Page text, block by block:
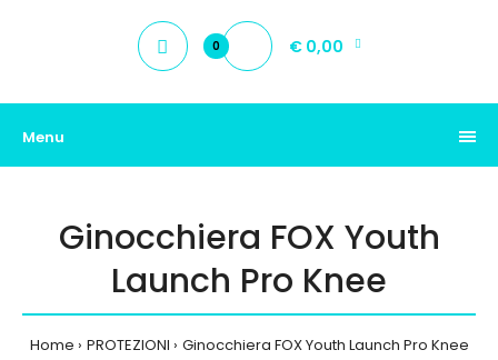
0 € 0,00
Menu
Ginocchiera FOX Youth
Launch Pro Knee
Home PROTEZIONI Ginocchiera FOX Youth Launch Pro Knee